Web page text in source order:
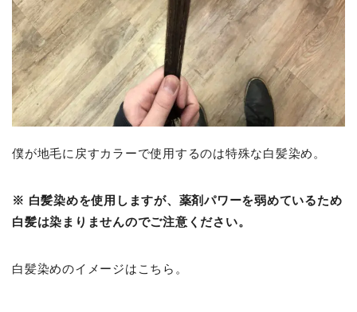
僕が地毛に戻すカラーで使用するのは特殊な白髪染め。
※ 白髪染めを使用しますが、薬剤パワーを弱めているため
白髪は染まりませんのでご注意ください。
白髪染めのイメージはこちら。